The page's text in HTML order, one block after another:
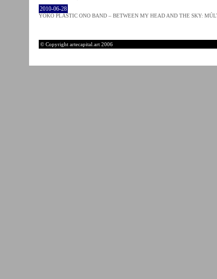
2010-06-28
YOKO PLASTIC ONO BAND – BETWEEN MY HEAD AND THE SKY:
© Copyright artecapital.art 2006